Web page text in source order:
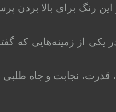
رنگ برای بالا بردن
یکی از زمینه‌هایی که
نجابت و جاه طلبی